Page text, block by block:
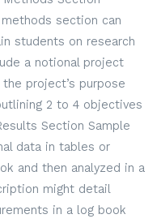
section can
students on research
a notional project
project’s purpose
2 to 4 objectives
Section Sample
data in tables or
and then analyzed in a
might detail
in a log book